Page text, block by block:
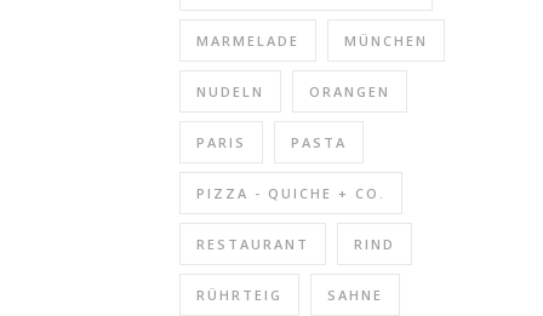
MARMELADE MÜNCHEN
NUDELN ORANGEN
PARIS PASTA
PIZZA - QUICHE + CO.
RESTAURANT RIND
RÜHRTEIG SAHNE